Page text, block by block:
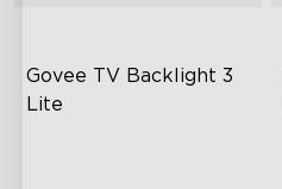
Govee TV Backlight 3
Lite